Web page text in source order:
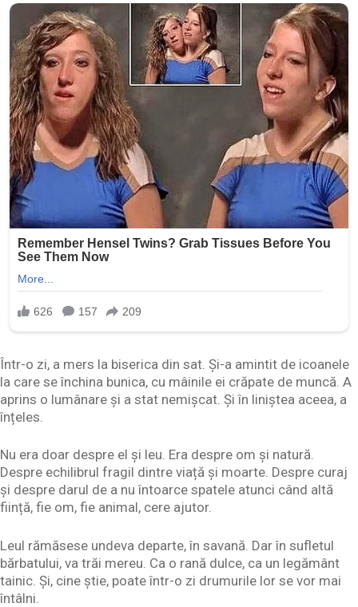
Într-o zi, a mers la biserica din sat. Și-a amintit de icoanele
la care se închina bunica, cu mâinile ei crăpate de muncă. A
aprins o lumânare și a stat nemișcat. Și în liniștea aceea, a
înțeles.
Nu era doar despre el și leu. Era despre om și natură.
Despre echilibrul fragil dintre viață și moarte. Despre curaj
și despre darul de a nu întoarce spatele atunci când altă
ființă, fie om, fie animal, cere ajutor.
Leul rămăsese undeva departe, în savană. Dar în sufletul
bărbatului, va trăi mereu. Ca o rană dulce, ca un legământ
tainic. Și, cine știe, poate într-o zi drumurile lor se vor mai
întâlni.